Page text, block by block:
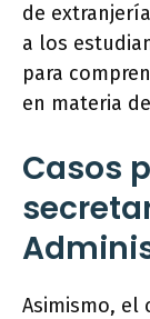
de
a los
para
en materia
Casos
Asimismo, el